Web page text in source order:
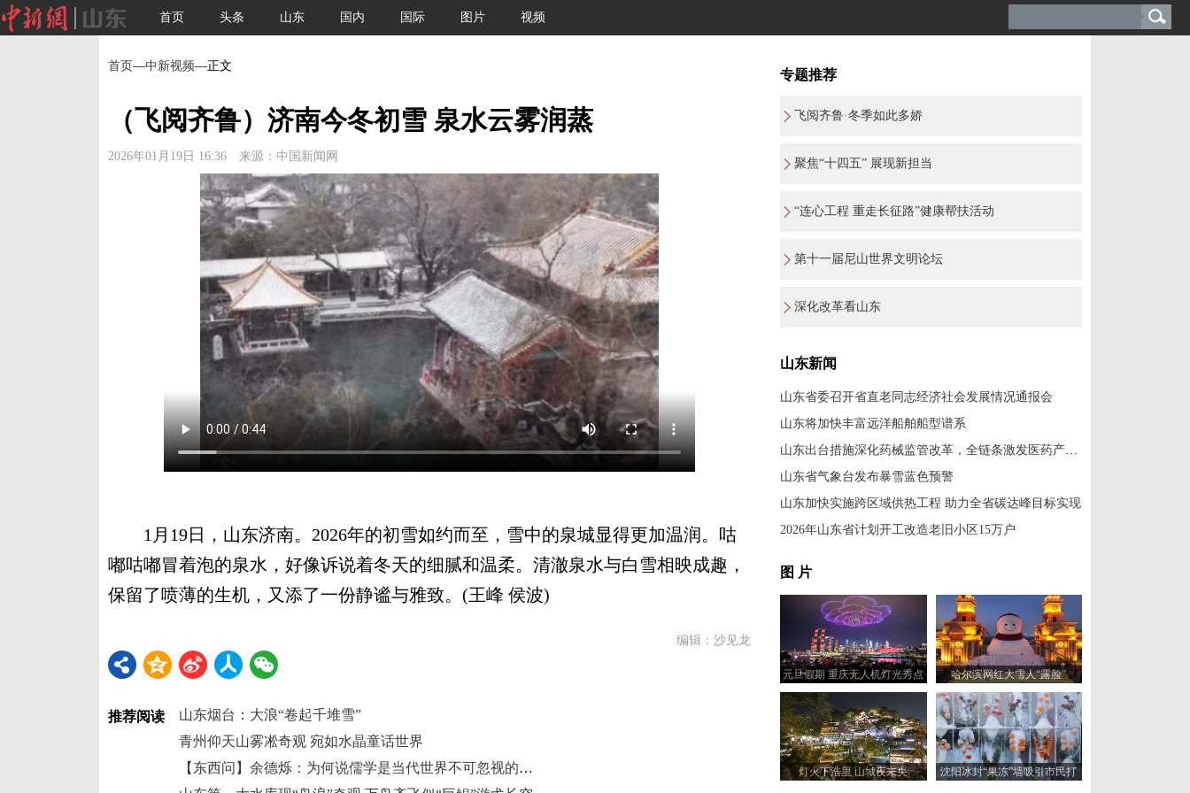
首页 头条 山东 国内 国际 图片 视频
首页—中新视频—正文
（飞阅齐鲁）济南今冬初雪 泉水云雾润蒸
2026年01月19日 16:36 来源：中国新闻网
1月19日，山东济南。2026年的初雪如约而至，雪中的泉城显得更加温润。咕
嘟咕嘟冒着泡的泉水，好像诉说着冬天的细腻和温柔。清澈泉水与白雪相映成趣，
保留了喷薄的生机，又添了一份静谧与雅致。(王峰 侯波)
编辑：沙见龙
推荐阅读
山东烟台：大浪“卷起千堆雪”
青州仰天山雾凇奇观 宛如水晶童话世界
【东西问】余德烁：为何说儒学是当代世界不可忽视的思想智慧？
专题推荐
飞阅齐鲁·冬季如此多娇
聚焦“十四五” 展现新担当
“连心工程 重走长征路”健康帮扶活动
第十一届尼山世界文明论坛
深化改革看山东
山东新闻
山东省委召开省直老同志经济社会发展情况通报会
山东将加快丰富远洋船舶船型谱系
山东出台措施深化药械监管改革，全链条激发医药产业动能
山东省气象台发布暴雪蓝色预警
山东加快实施跨区域供热工程 助力全省碳达峰目标实现
2026年山东省计划开工改造老旧小区15万户
图 片
元旦假期 重庆无人机灯光秀点
亮绚丽夜空
哈尔滨网红大雪人“露脸”
灯火下浩里 山城夜未央
沈阳冰封“果冻”墙吸引市民打